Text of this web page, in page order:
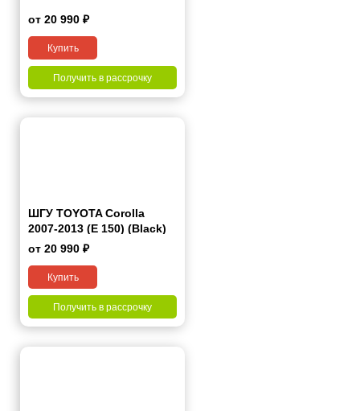
от 20 990 ₽
Купить
Получить в рассрочку
ШГУ TOYOTA Corolla
2007-2013 (E 150) (Black)
от 20 990 ₽
Купить
Получить в рассрочку